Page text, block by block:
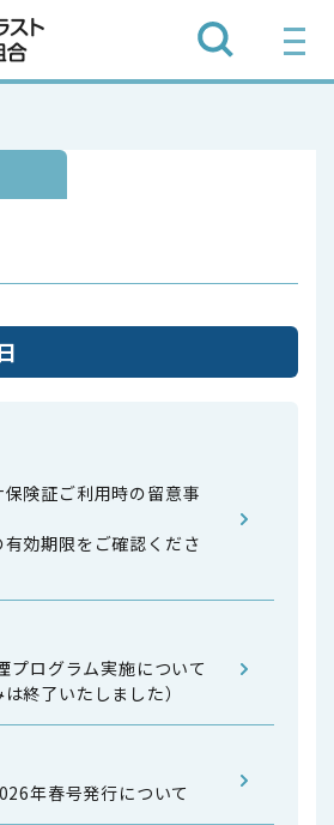
保険証ご利用時の留意事
効期限をご確認くださ
ログラム実施について
終了いたしました）
年春号発行について